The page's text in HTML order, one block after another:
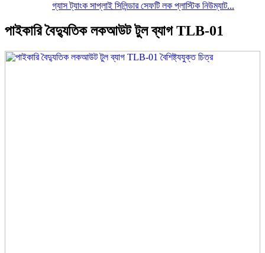
গ্যাস ট্যাংক সাপ্লাই সিলিন্ডার সেফটি লক প্লাস্টিক নিউম্যাট...
পাইকারি বৈদ্যুতিক লকআউট টুল ব্যাগ TLB-01